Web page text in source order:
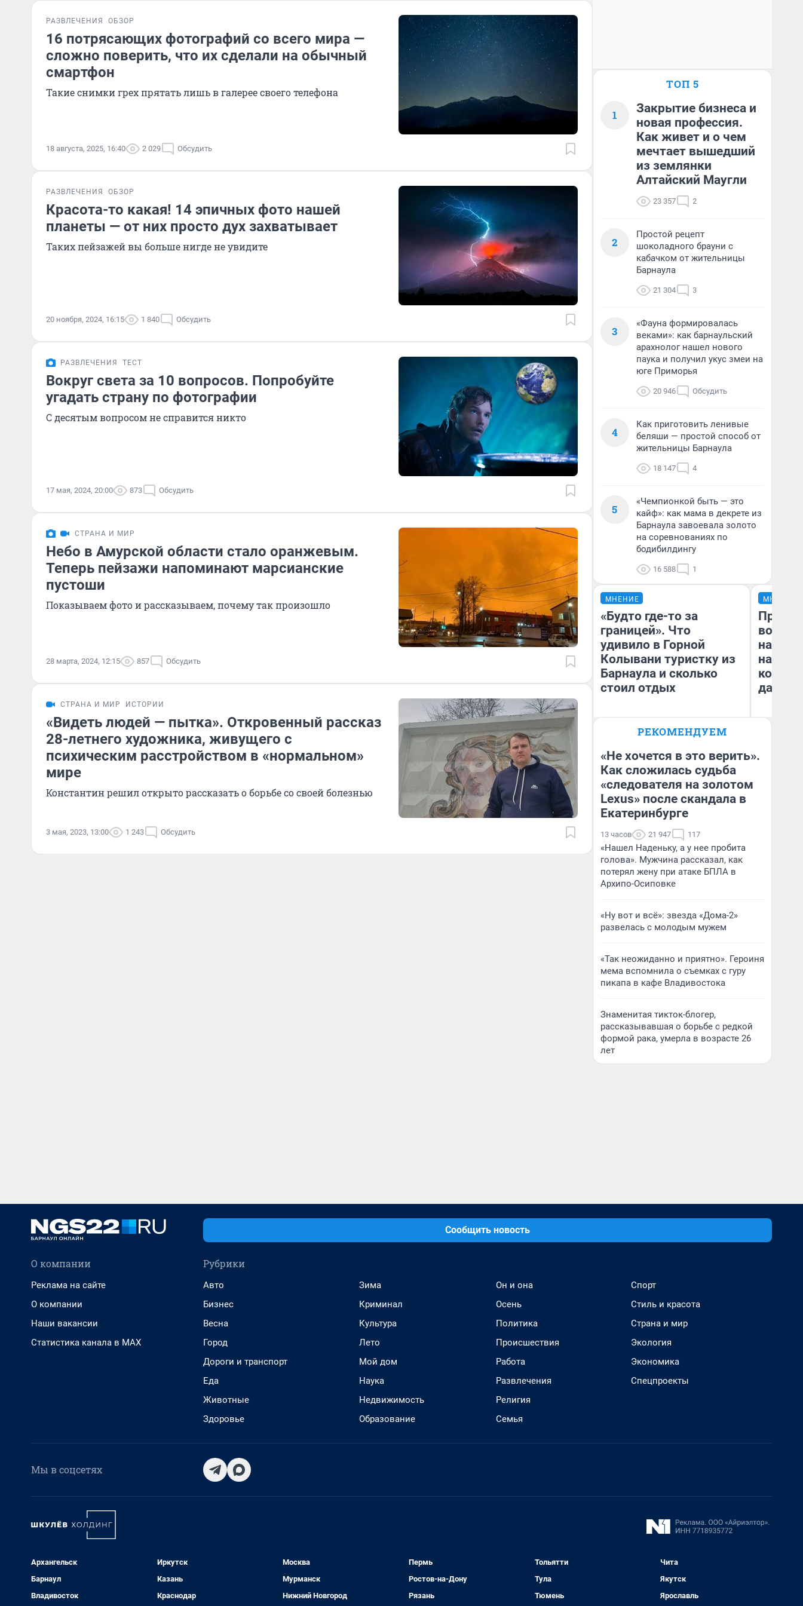
РАЗВЛЕЧЕНИЯ ОБЗОР
16 потрясающих фотографий со всего мира —
сложно поверить, что их сделали на обычный
смартфон
Такие снимки грех прятать лишь в галерее своего телефона
18 августа, 2025, 16:40 2 029 Обсудить
РАЗВЛЕЧЕНИЯ ОБЗОР
Красота-то какая! 14 эпичных фото нашей
планеты — от них просто дух захватывает
Таких пейзажей вы больше нигде не увидите
20 ноября, 2024, 16:15 1 840 Обсудить
РАЗВЛЕЧЕНИЯ ТЕСТ
Вокруг света за 10 вопросов. Попробуйте
угадать страну по фотографии
С десятым вопросом не справится никто
17 мая, 2024, 20:00 873 Обсудить
СТРАНА И МИР
Небо в Амурской области стало оранжевым.
Теперь пейзажи напоминают марсианские
пустоши
Показываем фото и рассказываем, почему так произошло
28 марта, 2024, 12:15 857 Обсудить
СТРАНА И МИР ИСТОРИИ
«Видеть людей — пытка». Откровенный рассказ
28-летнего художника, живущего с
психическим расстройством в «нормальном»
мире
Константин решил открыто рассказать о борьбе со своей болезнью
3 мая, 2023, 13:00 1 243 Обсудить
ТОП 5
1
Закрытие бизнеса и
новая профессия.
Как живет и о чем
мечтает вышедший
из землянки
Алтайский Маугли
23 357 2
2
Простой рецепт
шоколадного брауни с
кабачком от жительницы
Барнаула
21 304 3
3
«Фауна формировалась
веками»: как барнаульский
арахнолог нашел нового
паука и получил укус змеи на
юге Приморья
20 946 Обсудить
4
Как приготовить ленивые
беляши — простой способ от
жительницы Барнаула
18 147 4
5
«Чемпионкой быть — это
кайф»: как мама в декрете из
Барнаула завоевала золото
на соревнованиях по
бодибилдингу
16 588 1
МНЕНИЕ
«Будто где-то за
границей». Что
удивило в Горной
Колывани туристку из
Барнаула и сколько
стоил отдых
МНЕНИЕ
нам
даже
РЕКОМЕНДУЕМ
«Не хочется в это верить».
Как сложилась судьба
«следователя на золотом
Lexus» после скандала в
Екатеринбурге
13 часов 21 947 117
«Нашел Наденьку, а у нее пробита
голова». Мужчина рассказал, как
потерял жену при атаке БПЛА в
Архипо-Осиповке
«Ну вот и всё»: звезда «Дома-2»
развелась с молодым мужем
«Так неожиданно и приятно». Героиня
мема вспомнила о съемках с гуру
пикапа в кафе Владивостока
Знаменитая тикток-блогер,
рассказывавшая о борьбе с редкой
формой рака, умерла в возрасте 26
лет
Сообщить новость
О компании
Реклама на сайте
О компании
Наши вакансии
Статистика канала в MAX
Рубрики
Авто
Бизнес
Весна
Город
Дороги и транспорт
Еда
Животные
Здоровье
Зима
Криминал
Культура
Лето
Мой дом
Наука
Недвижимость
Образование
Он и она
Осень
Политика
Происшествия
Работа
Развлечения
Религия
Семья
Спорт
Стиль и красота
Страна и мир
Экология
Экономика
Спецпроекты
Мы в соцсетях
Архангельск
Барнаул
Владивосток
Иркутск
Казань
Краснодар
Москва
Мурманск
Нижний Новгород
Пермь
Ростов-на-Дону
Рязань
Тольятти
Тула
Тюмень
Чита
Якутск
Ярославль